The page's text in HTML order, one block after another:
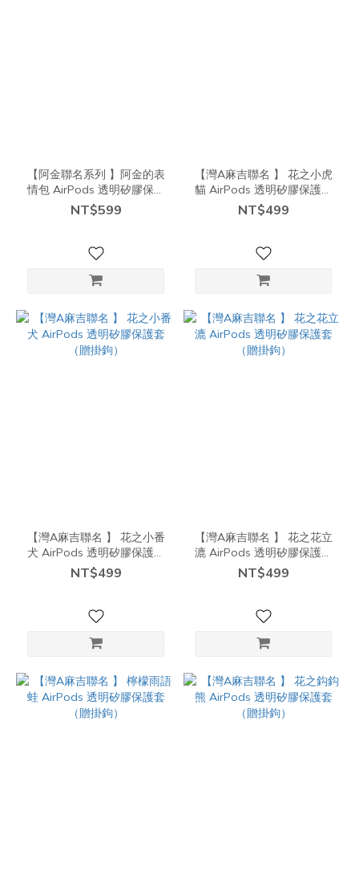
【阿金聯名系列 】阿金的表
情包 AirPods 透明矽膠保護
套（贈掛鉤）
NT$599
【灣A麻吉聯名 】 花之小虎
貓 AirPods 透明矽膠保護套
（贈掛鉤）
NT$499
【灣A麻吉聯名 】 花之小番
犬 AirPods 透明矽膠保護套
（贈掛鉤）
NT$499
【灣A麻吉聯名 】 花之花立
漉 AirPods 透明矽膠保護套
（贈掛鉤）
NT$499